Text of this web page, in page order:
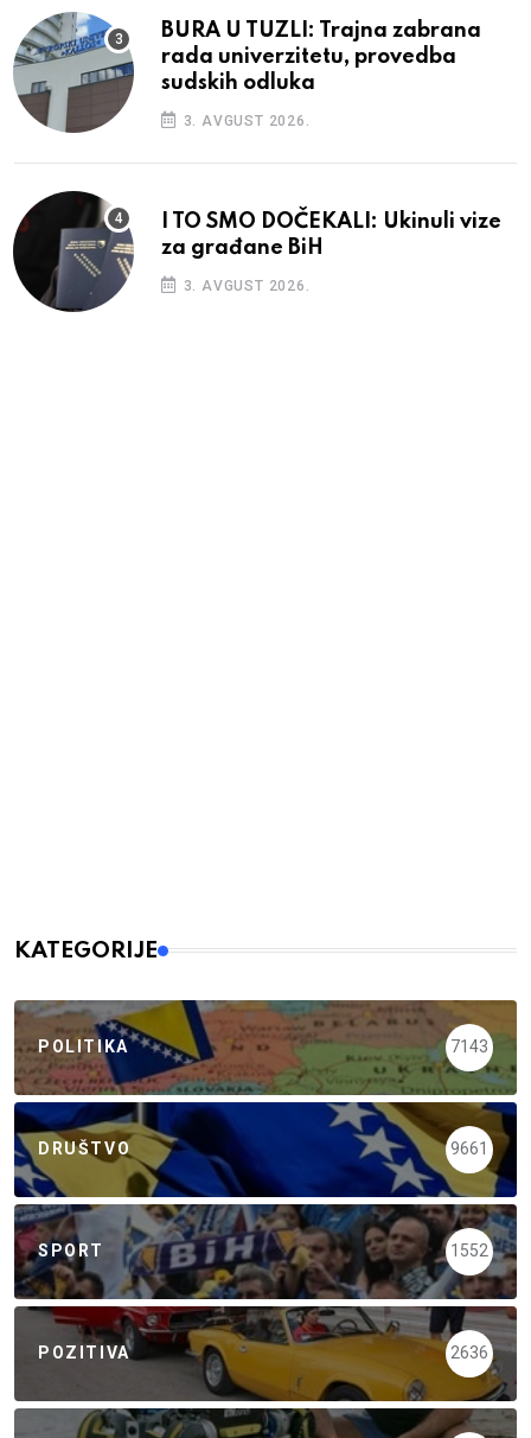
BURA U TUZLI: Trajna zabrana
rada univerzitetu, provedba
sudskih odluka
3. AVGUST 2026.
I TO SMO DOČEKALI: Ukinuli vize
za građane BiH
3. AVGUST 2026.
KATEGORIJE
POLITIKA 7143
DRUŠTVO 9661
SPORT 1552
POZITIVA 2636